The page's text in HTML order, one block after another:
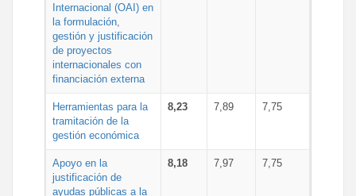
Internacional (OAI) en
la formulación,
gestión y justificación
de proyectos
internacionales con
financiación externa
Herramientas para la
tramitación de la
gestión económica
8,23 7,89 7,75
Apoyo en la
justificación de
ayudas públicas a la
8,18 7,97 7,75